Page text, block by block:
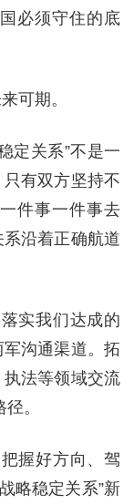
必须守住的底
可期。
定关系”不是一
有双方坚持不
件事一件事去
沿着正确航道
实我们达成的
沟通渠道。拓
法等领域交流
。
握好方向、驾
略稳定关系”新